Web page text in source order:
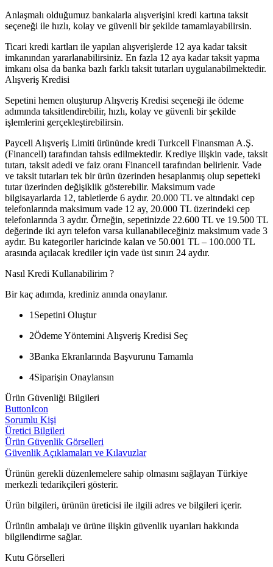
Anlaşmalı olduğumuz bankalarla alışverişini kredi kartına taksit
seçeneği ile hızlı, kolay ve güvenli bir şekilde tamamlayabilirsin.
Ticari kredi kartları ile yapılan alışverişlerde 12 aya kadar taksit
imkanından yararlanabilirsiniz. En fazla 12 aya kadar taksit yapma
imkanı olsa da banka bazlı farklı taksit tutarları uygulanabilmektedir.
Alışveriş Kredisi
Sepetini hemen oluşturup Alışveriş Kredisi seçeneği ile ödeme
adımında taksitlendirebilir, hızlı, kolay ve güvenli bir şekilde
işlemlerini gerçekleştirebilirsin.
Paycell Alışveriş Limiti ürününde kredi Turkcell Finansman A.Ş.
(Financell) tarafından tahsis edilmektedir. Krediye ilişkin vade, taksit
tutarı, taksit adedi ve faiz oranı Financell tarafından belirlenir. Vade
ve taksit tutarları tek bir ürün üzerinden hesaplanmış olup sepetteki
tutar üzerinden değişiklik gösterebilir. Maksimum vade
bilgisayarlarda 12, tabletlerde 6 aydır. 20.000 TL ve altındaki cep
telefonlarında maksimum vade 12 ay, 20.000 TL üzerindeki cep
telefonlarında 3 aydır. Örneğin, sepetinizde 22.600 TL ve 19.500 TL
değerinde iki ayrı telefon varsa kullanabileceğiniz maksimum vade 3
aydır. Bu kategoriler haricinde kalan ve 50.001 TL – 100.000 TL
arasında açılacak krediler için vade üst sınırı 24 aydır.
Nasıl Kredi Kullanabilirim ?
Bir kaç adımda, krediniz anında onaylanır.
1 Sepetini Oluştur
2Ödeme Yöntemini Alışveriş Kredisi Seç
3Banka Ekranlarında Başvurunu Tamamla
4Siparişin Onaylansın
Ürün Güvenliği Bilgileri
ButtonIcon
Sorumlu Kişi
Üretici Bilgileri
Ürün Güvenlik Görselleri
Güvenlik Açıklamaları ve Kılavuzlar
Ürünün gerekli düzenlemelere sahip olmasını sağlayan Türkiye
merkezli tedarikçileri gösterir.
Ürün bilgileri, ürünün üreticisi ile ilgili adres ve bilgileri içerir.
Ürünün ambalajı ve ürüne ilişkin güvenlik uyarıları hakkında
bilgilendirme sağlar.
Kutu Görselleri